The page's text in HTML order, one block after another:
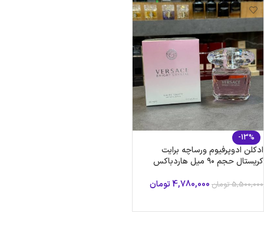
-13%
ادکلن ادوپرفیوم ورساچه برایت
کریستال حجم ۹۰ میل هاردباکس
5,500,000تومان 4,780,000تومان